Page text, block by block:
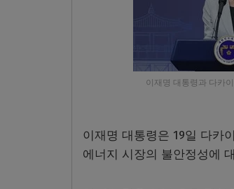
이재명 대통령과 다카
이재명 대통령은 19일 다카
에너지 시장의 불안정성에